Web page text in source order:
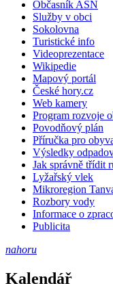
Občasník ASN
Služby v obci
Sokolovna
Turistické info
Videoprezentace
Wikipedie
Mapový portál
České hory.cz
Web kamery
Program rozvoje
Povodňový plán
Příručka pro
Výsledky
Jak správně třídit
Lyžařský vlek
Mikroregion
Rozbory vody
Informace o
Publicita
nahoru
Kalendář